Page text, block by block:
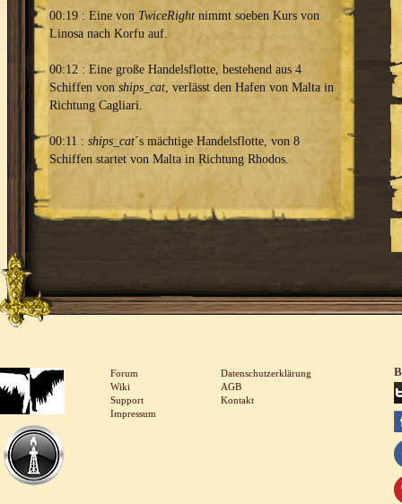
00:19 : Eine vonTwiceRight nimmt soeben Kurs von
Linosa nach Korfu auf.
00:12 : Eine große Handelsflotte, bestehend aus 4
Schiffen von ships_cat, verlässt den Hafen von Malta in
Richtung Cagliari.
00:11 : ships_cat´s mächtige Handelsflotte, von 8
Schiffen startet von Malta in Richtung Rhodos.
Forum
Wiki
Support
Impressum
Datenschutzerklärung
AGB
Kontakt